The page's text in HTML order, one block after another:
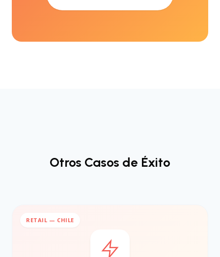
Otros Casos de Éxito
RETAIL — CHILE